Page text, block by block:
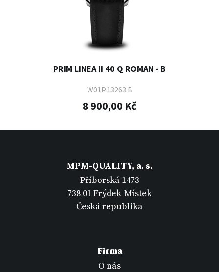
PRIM LINEA II 40 Q ROMAN - B
W01P.13263.B
8 900,00 Kč
MPM-QUALITY, a. s.
Příborská 1473
738 01 Frýdek-Místek
Česká republika
Firma
O nás